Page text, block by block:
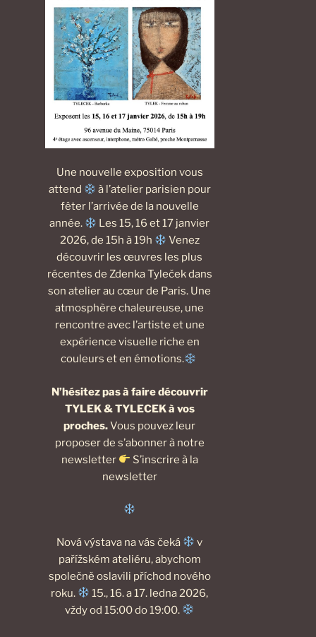
Une nouvelle exposition vous
attend
à l’atelier parisien pour
fêter l’arrivée de la nouvelle
année.
Les 15, 16 et 17 janvier
2026, de 15h à 19h
Venez
découvrir les œuvres les plus
récentes de Zdenka Tyleček dans
son atelier au cœur de Paris. Une
atmosphère chaleureuse, une
rencontre avec l’artiste et une
expérience visuelle riche en
couleurs et en émotions.
N’hésitez pas à faire découvrir
TYLEK & TYLECEK à vos
proches.Vous pouvez leur
proposer de s’abonner à notre
newsletter
S’inscrire à la
newsletter
Nová výstava na vás čeká
v
pařížském ateliéru, abychom
společně oslavili příchod nového
roku.
15., 16. a 17. ledna 2026,
vždy od 15:00 do 19:00.